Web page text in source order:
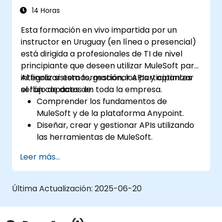
14 Horas
Esta formación en vivo impartida por un
instructor en Uruguay (en línea o presencial)
está dirigida a profesionales de TI de nivel
principiante que deseen utilizar MuleSoft para
integrar sistemas, gestionar APIs y optimizar
el flujo de datos en toda la empresa.
Al finalizar esta formación, los participantes
serán capaces de:
Comprender los fundamentos de
MuleSoft y de la plataforma Anypoint.
Diseñar, crear y gestionar APIs utilizando
las herramientas de MuleSoft.
MuleSoft a problemas del mundo real.
Demostrar dominio de DataWeave y
patrones de integración comunes.
Leer más...
Última Actualización: 2025-06-20